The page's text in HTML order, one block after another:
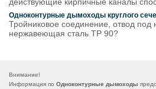
Одноконтурные дымоходы круглого
Тройниковое соединение, отвод под
нержавеющая сталь ТР 90?
Внимание!
Информация по Одноконтурные дымоходы